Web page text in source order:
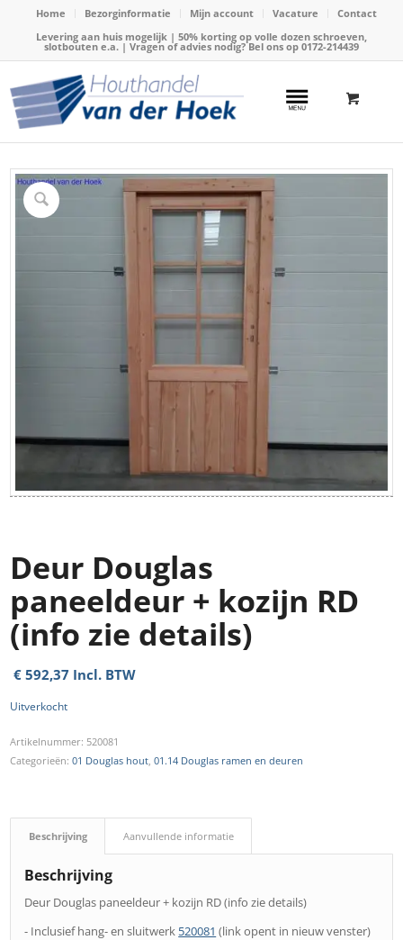
Home Bezorginformatie Mijn account Vacature
Contact
Levering aan huis mogelijk | 50% korting op volle dozen schroeven,
slotbouten e.a. | Vragen of advies nodig? Bel ons op 0172-214439
Home / Webshop / Douglas hout / Douglas ramen en deuren
Deur Douglas paneeldeur + kozijn RD (info zie details)
Deur Douglas
paneeldeur + kozijn RD
(info zie details)
€ 592,37 Incl. BTW
Uitverkocht
Artikelnummer: 520081
Categorieën:01 Douglas hout ,01.14 Douglas ramen en deuren
Beschrijving Aanvullende informatie
Beschrijving
Deur Douglas paneeldeur + kozijn RD (info zie details)
- Inclusief hang- en sluitwerk 520081 (link opent in nieuw venster)